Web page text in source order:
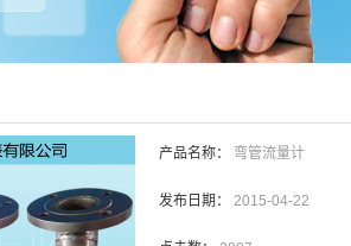
产品名称： 弯管流量计
发布日期： 2015-04-22